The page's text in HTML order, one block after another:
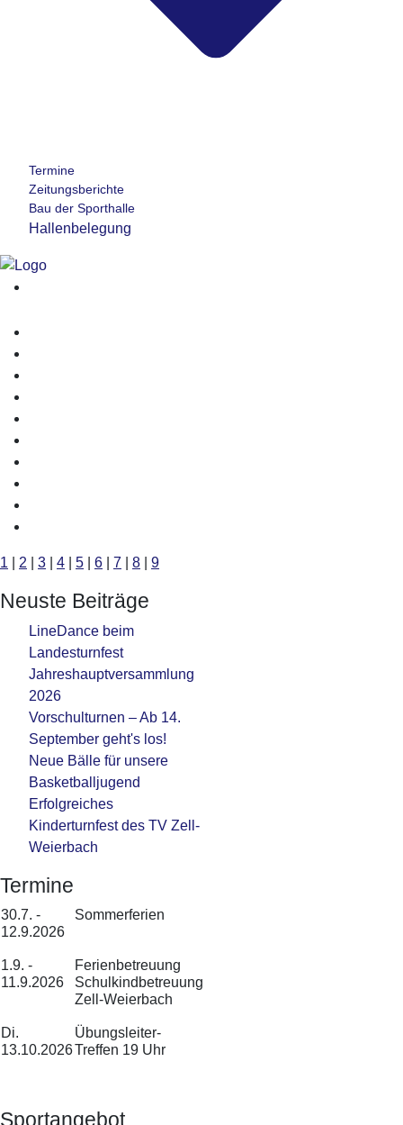
Termine
Zeitungsberichte
Bau der Sporthalle
Hallenbelegung
1 2 3 4 5 6 7 8 9
Neuste Beiträge
LineDance beim
Landesturnfest
Jahreshauptversammlung
2026
Vorschulturnen – Ab 14.
September geht's los!
Neue Bälle für unsere
Basketballjugend
Erfolgreiches
Kinderturnfest des TV Zell-
Weierbach
Termine
30.7. -
12.9.2026
Sommerferien
1.9. -
11.9.2026
Ferienbetreuung
Schulkindbetreuung
Zell-Weierbach
Di.
13.10.2026
Übungsleiter-
Treffen 19 Uhr
Sportangebot